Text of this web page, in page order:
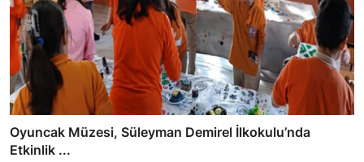
Oyuncak Müzesi, Süleyman Demirel İlkokulu’nda
Etkinlik ...